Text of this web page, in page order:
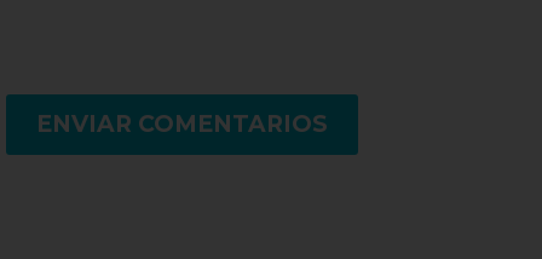
ENVIAR COMENTARIOS